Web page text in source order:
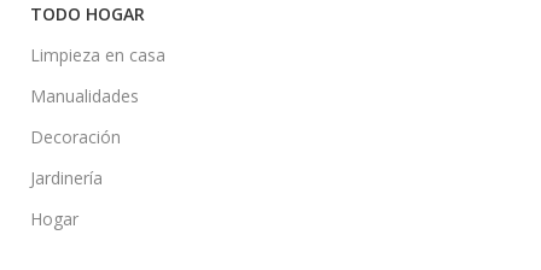
TODO HOGAR
Limpieza en casa
Manualidades
Decoración
Jardinería
Hogar